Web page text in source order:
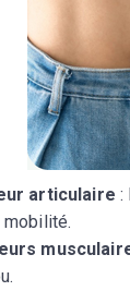
articulaire :
mobilité.